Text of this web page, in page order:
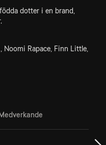
dotter i en brand,
Noomi Rapace, Finn Little,